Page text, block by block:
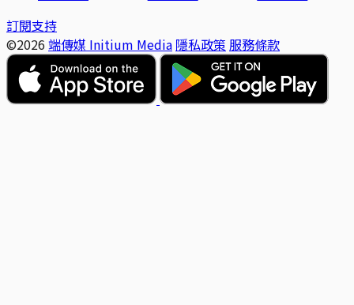
訂閱支持
©2026 端傳媒 Initium Media 隱私政策 服務條款